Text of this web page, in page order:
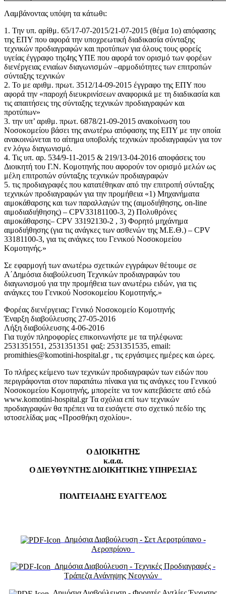
Λαμβάνοντας υπόψη τα κάτωθι:
1. Την υπ. αρίθμ. 65/17-07-2015/21-07-2015 (θέμα 1ο) απόφασης
της ΕΠΥ που αφορά την υποχρεωτική διαδικασία σύνταξης
τεχνικών προδιαγραφών και προτύπων για όλους τους φορείς
υγείας έγγραφο της4ης ΥΠΕ που αφορά τον ορισμό των φορέων
διενέργειας ενιαίων διαγωνισμών –αρμοδιότητες των επιτροπών
σύνταξης τεχνικών
2. Το με αριθμ. πρωτ. 3512/14-09-2015 έγγραφο της ΕΠΥ που
αφορά την «παροχή διευκρινίσεων αναφορικά με τη διαδικασία και
τις απαιτήσεις της σύνταξης τεχνικών προδιαγραφών και
προτύπων»
3. την υπ’ αριθμ. πρωτ. 6878/21-09-2015 ανακοίνωση του
Νοσοκομείου βάσει της ανωτέρω απόφασης της ΕΠΥ με την οποία
ανακοινώνεται το αίτημα υποβολής τεχνικών προδιαγραφών για τον
εν λόγω διαγωνισμό.
4. Τις υπ. αρ. 534/9-11-2015 & 219/13-04-2016 αποφάσεις του
Διοικητή του Γ.Ν. Κομοτηνής που αφορούν τον ορισμό μελών ως
μέλη επιτροπών σύνταξης τεχνικών προδιαγραφών
5. τις προδιαγραφές που κατατέθηκαν από την επιτροπή σύνταξης
τεχνικών προδιαγραφών για την προμήθεια «1) Μηχανήματα
αιμοκάθαρσης και των παραλλαγών της (αιμοδιήθησης, on-line
αιμοδιαδιήθησης) – CPV33181100-3, 2) Πολυθρόνες
αιμοκάθαρσης– CPV 33192130-2 , 3) Φορητό μηχάνημα
αιμοδιήθησης (για τις ανάγκες των ασθενών της Μ.Ε.Θ.) – CPV
33181100-3, για τις ανάγκες του Γενικού Νοσοκομείου
Κομοτηνής.»
Σε εφαρμογή των ανωτέρω σχετικών εγγράφων θέτουμε σε
Α΄Δημόσια διαβούλευση Τεχνικών προδιαγραφών του
διαγωνισμού για την προμήθεια των ανωτέρω ειδών, για τις
ανάγκες του Γενικού Νοσοκομείου Κομοτηνής.»
Φορέας διενέργειας: Γενικό Νοσοκομείο Κομοτηνής
Έναρξη διαβούλευσης 27-05-2016
Λήξη διαβούλευσης 4-06-2016
Για τυχόν πληροφορίες επικοινωνήστε με τα τηλέφωνα:
2531351551, 2531351351 φαξ: 2531351535, email:
promithies@komotini-hospital.gr , τις εργάσιμες ημέρες και ώρες.
Το πλήρες κείμενο των τεχνικών προδιαγραφών των ειδών που
περιγράφονται στον παραπάτω πίνακα για τις ανάγκες του Γενικού
Νοσοκομείου Κομοτηνής, μπορείτε να τον κατεβάσετε από εδώ
www.komotini-hospital.gr Τα σχόλια επί των τεχνικών
προδιαγραφών θα πρέπει να τα εισάγετε στο σχετικό πεδίο της
ιστοσελίδας μας «Προσθήκη σχολίου».
Ο ΔΙΟΙΚΗΤΗΣ
κ.α.α.
Ο ΔΙΕΥΘΥΝΤΗΣ ΔΙΟΙΚΗΤΙΚΗΣ ΥΠΗΡΕΣΙΑΣ
ΠΟΛΙΤΕΙΑΔΗΣ ΕΥΑΓΓΕΛΟΣ
Δημόσια Διαβούλευση - Σετ Αεροτρύπανο -
Αεροπρίονο
Δημόσια Διαβούλευση - Τεχνικές Προδιαγραφές -
Τράπεζα Ανάνηψης Νεογνών